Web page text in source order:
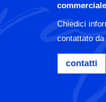
Chiedici
contattato
contatti